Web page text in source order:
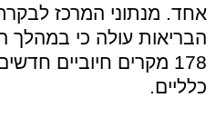
אחד. מנתוני המרכז
הבריאות עולה כי במהלך
178 מקרים חיוביים
כלליים.